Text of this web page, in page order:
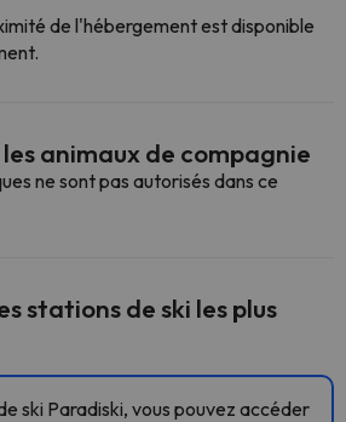
de l'hébergement est disponible
animaux de compagnie
ne sont pas autorisés dans ce
stations de ski les plus
ski Paradiski, vous pouvez accéder